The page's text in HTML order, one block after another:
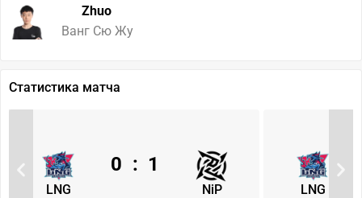
Zhuo
Ванг Сю Жу
Статистика матча
LNG NiP
0 : 1
LNG